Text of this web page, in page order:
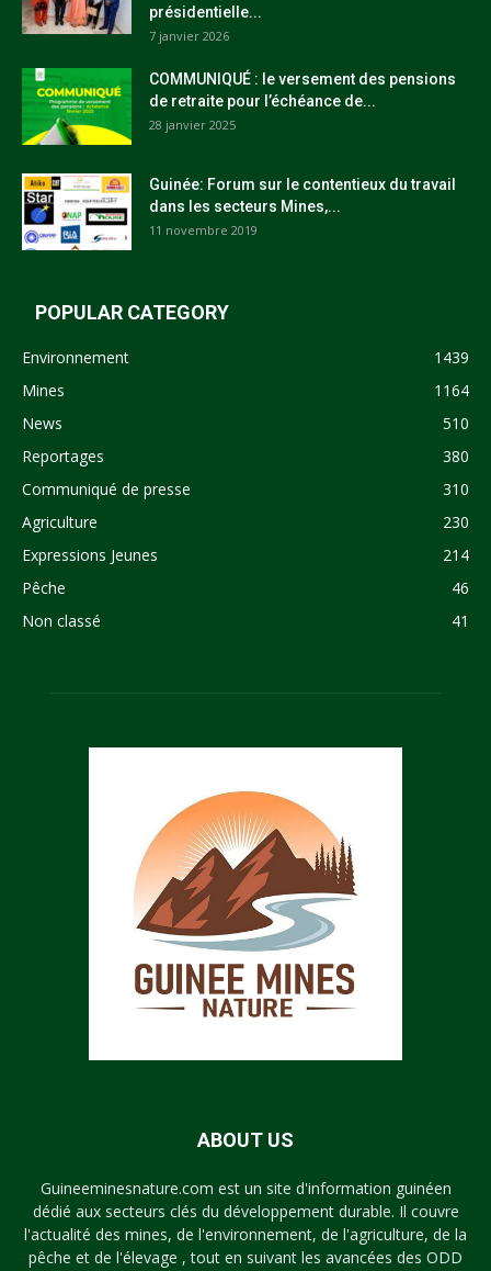
présidentielle...
7 janvier 2026
COMMUNIQUÉ : le versement des pensions
de retraite pour l’échéance de...
28 janvier 2025
Guinée: Forum sur le contentieux du travail
dans les secteurs Mines,...
11 novembre 2019
POPULAR CATEGORY
Environnement
1439
Mines
1164
News
510
Reportages
380
Communiqué de presse
310
Agriculture
230
Expressions Jeunes
214
Pêche
46
Non classé
41
ABOUT US
Guineeminesnature.com est un site d'information guinéen
dédié aux secteurs clés du développement durable. Il couvre
l'actualité des mines, de l'environnement, de l'agriculture, de la
pêche et de l'élevage , tout en suivant les avancées des ODD